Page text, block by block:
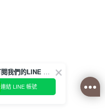
歡迎訂閱我們的LINE 官方帳號
連結 LINE 帳號